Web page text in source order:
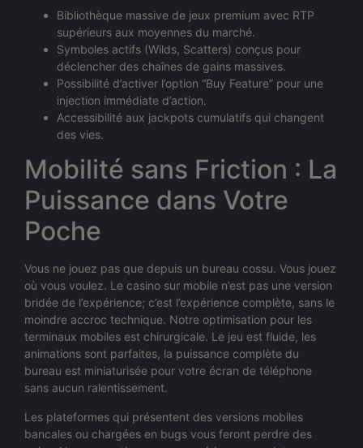
Bibliothèque massive de jeux premium avec RTP
supérieurs aux moyennes du marché.
Symboles actifs (Wilds, Scatters) conçus pour
déclencher des chaînes de gains massives.
Possibilité d’activer l’option “Buy Feature” pour une
injection immédiate d’action.
Accessibilité aux jackpots cumulatifs qui changent
des vies.
Mobilité sans Friction : La
Puissance dans Votre
Poche
Vous ne jouez pas que depuis un bureau cossu. Vous jouez
où vous voulez. Le casino sur mobile n’est pas une version
bridée de l’expérience; c’est l’expérience complète, sans le
moindre accroc technique. Notre optimisation pour les
terminaux mobiles est chirurgicale. Le jeu est fluide, les
animations sont parfaites, la puissance complète du
bureau est miniaturisée pour votre écran de téléphone
sans aucun ralentissement.
Les plateformes qui présentent des versions mobiles
bancales ou chargées en bugs vous feront perdre des